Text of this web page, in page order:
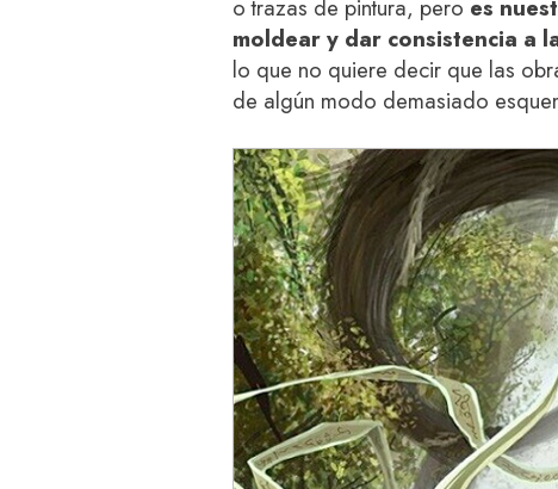
o trazas de pintura, pero es
moldear y dar consistencia a
lo que no quiere decir que las
de algún modo demasiado